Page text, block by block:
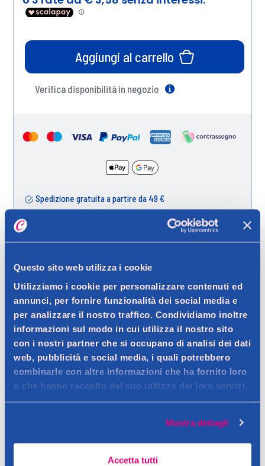
Questo sito web utilizza i cookie
Utilizziamo i cookie per personalizzare contenuti ed
annunci, per fornire funzionalità dei social media e
per analizzare il nostro traffico. Condividiamo inoltre
informazioni sul modo in cui utilizza il nostro sito
con i nostri partner che si occupano di analisi dei dati
web, pubblicità e social media, i quali potrebbero
combinarle con altre informazioni che ha fornito loro
o che hanno raccolto dal suo utilizzo dei loro servizi.
Mostra dettagli
Accetta tutti
Aggiungi al carrello
Verifica disponibilità in negozio
Spedizione gratuita a partire da 49 €
Ritiro in negozio gratuito per i clienti registrati
Dettagli prodotto
Descrizione
Contatto del produttore
Dettagli